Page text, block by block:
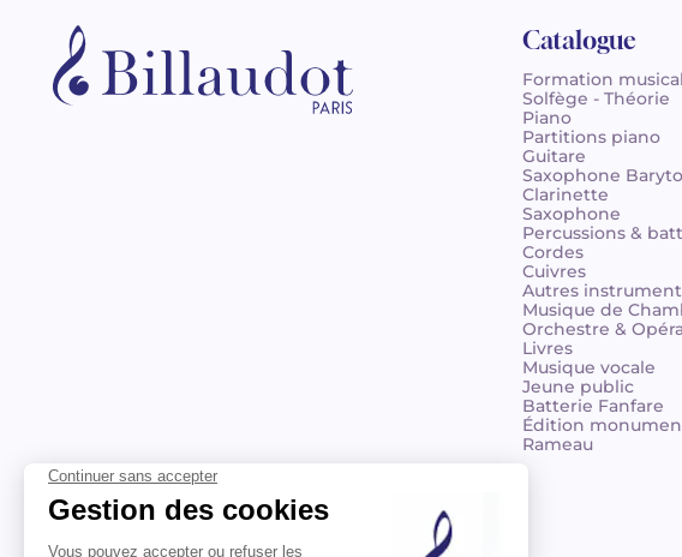
Catalogue
Formation
Solfège - Théorie
Piano
Partitions piano
Guitare
Saxophone
Clarinette
Saxophone
Percussions &
Cordes
Cuivres
Autres
Musique de
Orchestre & Opéra
Livres
Musique vocale
Jeune public
Batterie Fanfare
Édition
Rameau